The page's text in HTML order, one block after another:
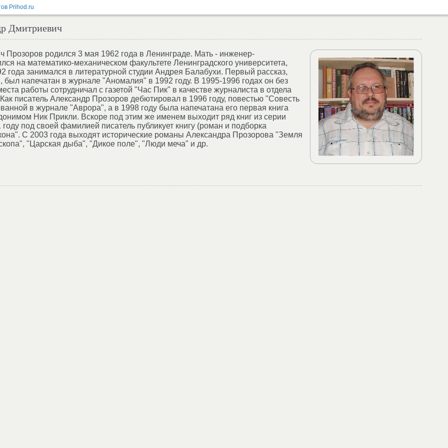
Дмитриевич
Прозоров родился 3 мая 1962 года в Ленинграде. Мать - инженер-
на математико-механическом факультете Ленинградского университета,
года занимался в литературной студии Андрея Балабухи. Первый рассказ,
напечатан в журнале "Аномалия" в 1992 году. В 1995-1996 годах он без
работы сотрудничал с газетой "Час Пик" в качестве журналиста в отдела
писатель Александр Прозоров дебютировал в 1996 году, повестью "Совесть
в журнале "Аврора", а в 1998 году была напечатана его первая книга
Ник Прикли. Вскоре под этим же именем выходит ряд книг из серии
под своей фамилией писатель публикует книгу (роман и подборка
С 2003 года выходят исторические романы Александра Прозорова "Земля
"Царская дыба", "Дикое поле", "Люди меча" и др.